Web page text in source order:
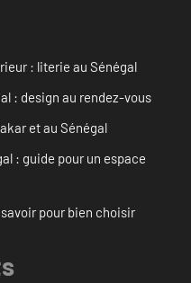
: literie au Sénégal
: design au rendez-vous
et au Sénégal
: guide pour un espace
pour bien choisir